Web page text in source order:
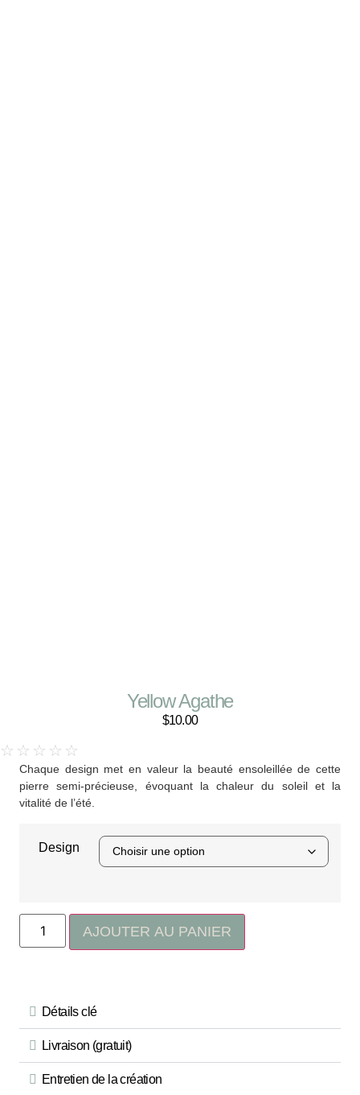
Yellow Agathe
$10.00
☆ ☆ ☆ ☆ ☆
Chaque design met en valeur la beauté ensoleillée de cette
pierre semi-précieuse, évoquant la chaleur du soleil et la
vitalité de l’été.
Design
AJOUTER AU PANIER
Détails clé
Livraison (gratuit)
Entretien de la création